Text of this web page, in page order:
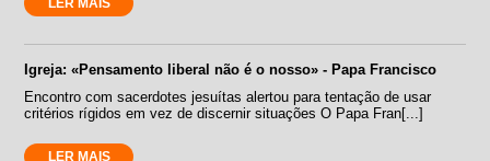
Igreja: «Pensamento liberal não é o nosso» - Papa Francisco
Encontro com sacerdotes jesuítas alertou para tentação de usar
critérios rígidos em vez de discernir situações O Papa Fran[...]
LER MAIS